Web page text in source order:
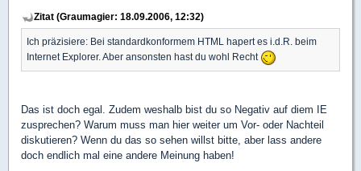
Zitat (Graumagier: 18.09.2006, 12:32)
Ich präzisiere: Bei standardkonformem HTML hapert es i.d.R. beim
Internet Explorer. Aber ansonsten hast du wohl Recht
Das ist doch egal. Zudem weshalb bist du so Negativ auf diem IE
zusprechen? Warum muss man hier weiter um Vor- oder Nachteil
diskutieren? Wenn du das so sehen willst bitte, aber lass andere
doch endlich mal eine andere Meinung haben!